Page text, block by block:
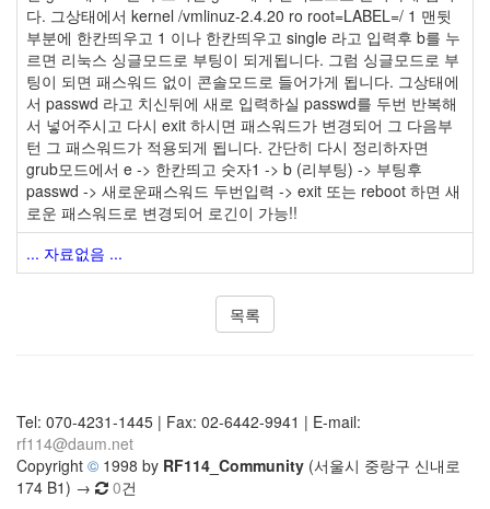
다. 그상태에서 kernel /vmlinuz-2.4.20 ro root=LABEL=/ 1 맨뒷
부분에 한칸띄우고 1 이나 한칸띄우고 single 라고 입력후 b를 누
르면 리눅스 싱글모드로 부팅이 되게됩니다. 그럼 싱글모드로 부
팅이 되면 패스워드 없이 콘솔모드로 들어가게 됩니다. 그상태에
서 passwd 라고 치신뒤에 새로 입력하실 passwd를 두번 반복해
서 넣어주시고 다시 exit 하시면 패스워드가 변경되어 그 다음부
턴 그 패스워드가 적용되게 됩니다. 간단히 다시 정리하자면
grub모드에서 e -> 한칸띄고 숫자1 -> b (리부팅) -> 부팅후
passwd -> 새로운패스워드 두번입력 -> exit 또는 reboot 하면 새
로운 패스워드로 변경되어 로긴이 가능!!
... 자료없음 ...
목록
Tel: 070-4231-1445 | Fax: 02-6442-9941 | E-mail:
rf114@daum.net
Copyright © 1998 by RF114_Community (서울시 중랑구 신내로
174 B1) →
0건